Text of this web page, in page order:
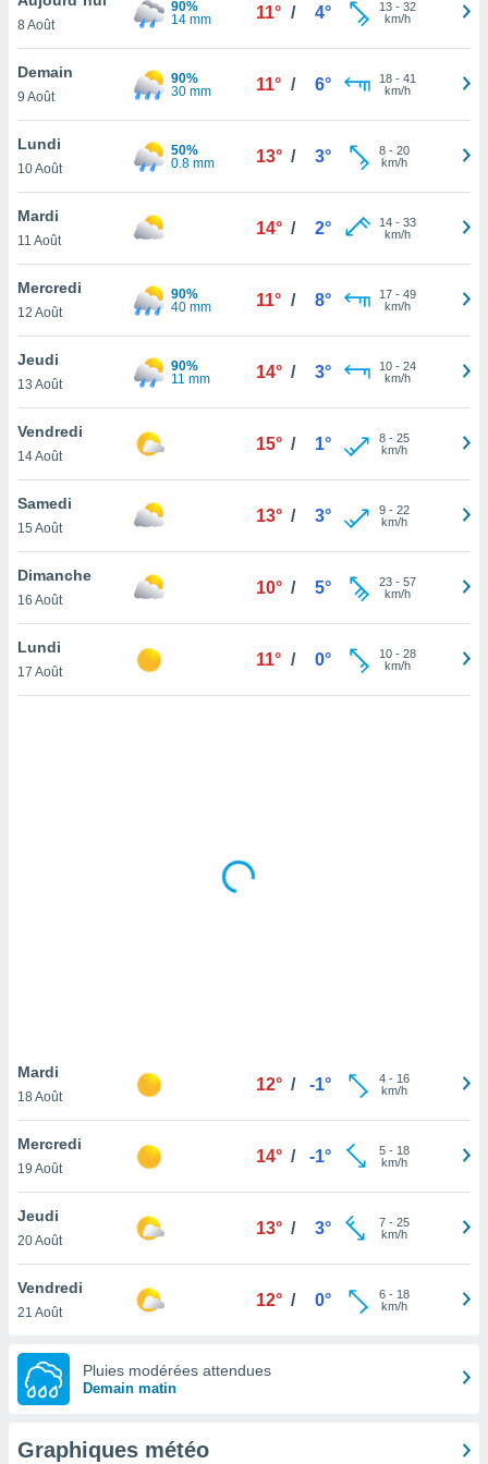
et
»,
au
vous
qu'ils
ou
le
ainsi
un
la
du
en
de
pas
de
à
cas,
que
sur le
et que
8 Août
90%
14 mm
11° / 4° 13- 32
km/h
Demain
9 Août
90%
30 mm
11° / 6° 18- 41
km/h
Lundi
10 Août
50%
0.8 mm
13° / 3° 8- 20
km/h
Mardi
11 Août
14° / 2° 14- 33
km/h
Mercredi
12 Août
90%
40 mm
11° / 8° 17- 49
km/h
Jeudi
13 Août
90%
11 mm
14° / 3° 10- 24
km/h
Vendredi
14 Août
15° / 1° 8- 25
km/h
Samedi
15 Août
13° / 3° 9- 22
km/h
Dimanche
16 Août
10° / 5° 23- 57
km/h
Lundi
17 Août
11° / 0° 10- 28
km/h
Mardi
18 Août
12° / -1° 4- 16
km/h
Mercredi
19 Août
14° / -1° 5- 18
km/h
Jeudi
20 Août
13° / 3° 7- 25
km/h
Vendredi
21 Août
12° / 0° 6- 18
km/h
Pluies modérées attendues
Demain matin
Graphiques météo